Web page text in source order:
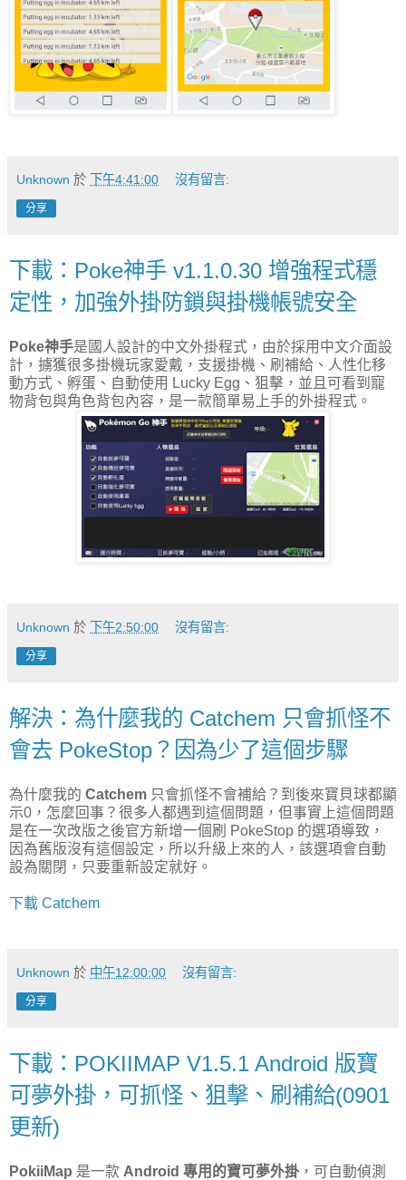
Unknown 於 下午4:41:00 沒有留言:
分享
下載：Poke神手 v1.1.0.30 增強程式穩
定性，加強外掛防鎖與掛機帳號安全
Poke神手是國人設計的中文外掛程式，由於採用中文介面設
計，擄獲很多掛機玩家愛戴，支援掛機、刷補給、人性化移
動方式、孵蛋、自動使用 Lucky Egg、狙擊，並且可看到寵
物背包與角色背包內容，是一款簡單易上手的外掛程式。
Unknown 於 下午2:50:00 沒有留言:
分享
解決：為什麼我的 Catchem 只會抓怪不
會去 PokeStop？因為少了這個步驟
為什麼我的 Catchem 只會抓怪不會補給？到後來寶貝球都顯
示0，怎麼回事？很多人都遇到這個問題，但事實上這個問題
是在一次改版之後官方新增一個刷 PokeStop 的選項導致，
因為舊版沒有這個設定，所以升級上來的人，該選項會自動
設為關閉，只要重新設定就好。
下載 Catchem
Unknown 於 中午12:00:00 沒有留言:
分享
下載：POKIIMAP V1.5.1 Android 版寶
可夢外掛，可抓怪、狙擊、刷補給(0901
更新)
PokiiMap 是一款 Android 專用的寶可夢外掛 ，可自動偵測